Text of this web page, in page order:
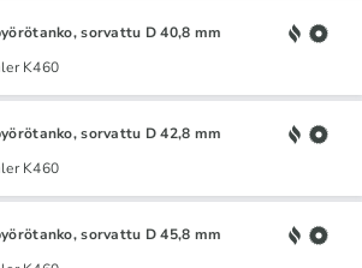
sorvattu D 40,8 mm
K460
sorvattu D 42,8 mm
K460
sorvattu D 45,8 mm